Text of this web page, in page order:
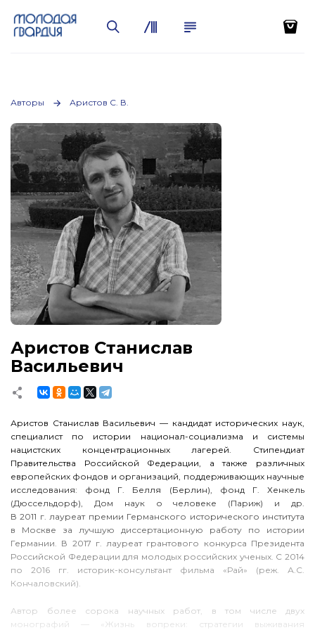
Авторы Аристов С. В.
Аристов Станислав
Васильевич
Аристов Станислав Васильевич — кандидат исторических наук,
специалист по истории национал-социализма и системы
нацистских концентрационных лагерей. Стипендиат
Правительства Российской Федерации, а также различных
европейских фондов и организаций, поддерживающих научные
исследования: фонд Г. Белля (Берлин), фонд Г. Хенкель
(Дюссельдорф), Дом наук о человеке (Париж) и др.
В 2011 г. лауреат премии Германского исторического института
в Москве за лучшую диссертационную работу по истории
Германии. В 2017 г. лауреат грантового конкурса Президента
Российской Федерации для молодых российских ученых. С 2014
по 2016 гг. историк-консультант фильма «Рай» (реж. А.С.
Кончаловский).
Автор более сорока научных работ, в том числе двух
монографий — «Жизнь вопреки: стратегии выживания